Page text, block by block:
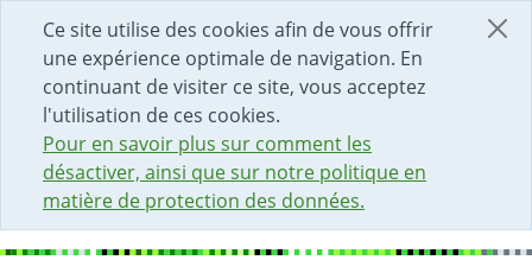
Ce site utilise des cookies afin de vous offrir
une expérience optimale de navigation. En
continuant de visiter ce site, vous acceptez
l'utilisation de ces cookies.
Pour en savoir plus sur comment les
désactiver, ainsi que sur notre politique en
matière de protection des données.
DÉBUT DU CONTENU DE LA PAGE
ACCÈS AU CHAMP DE RECHERCHE
PAGE D'ACCUEIL
FORMULAIRE DE CONTACT